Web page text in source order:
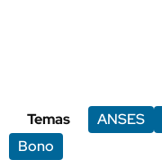
Temas ANSES
Bono